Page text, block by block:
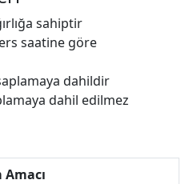
sahiptir
saatine göre
dahildir
dahil edilmez